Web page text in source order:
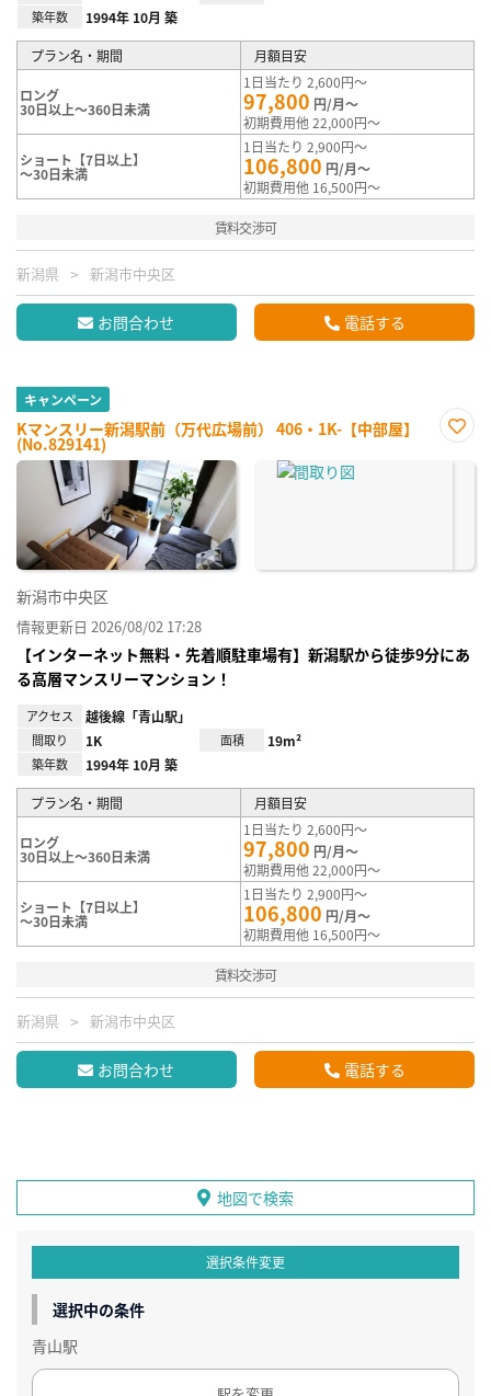
築年数 1994年 10月 築
プラン名・期間 月額目安
ロング
30日以上～360日未満
1日当たり 2,600円～
97,800 円/月～
初期費用他 22,000円～
ショート【7日以上】
～30日未満
1日当たり 2,900円～
106,800 円/月～
初期費用他 16,500円～
賃料交渉可
新潟県 新潟市中央区
お問合わせ 電話する
キャンペーン
Kマンスリー新潟駅前（万代広場前） 406・1K-【中部屋】
(No.829141)
に入
新潟市中央区
情報更新日 2026/08/02 17:28
【インターネット無料・先着順駐車場有】新潟駅から徒歩9分にあ
る高層マンスリーマンション！
アクセス 越後線「青山駅」
間取り 1K 面積 19m²
築年数 1994年 10月 築
プラン名・期間 月額目安
ロング
30日以上～360日未満
1日当たり 2,600円～
97,800 円/月～
初期費用他 22,000円～
ショート【7日以上】
～30日未満
1日当たり 2,900円～
106,800 円/月～
初期費用他 16,500円～
賃料交渉可
新潟県 新潟市中央区
お問合わせ 電話する
地図で検索
選択条件変更
選択中の条件
青山駅